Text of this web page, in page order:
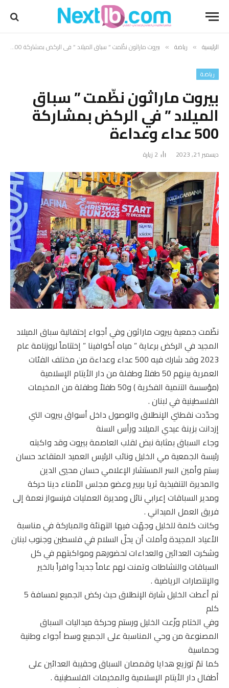
الرئيسية » رياضة » بيروت ماراثون نظّمت ” سباق الميلاد ” في الركض بمشاركة 500 عداء وعداءة
رياضة
بيروت ماراثون نظّمت ” سباق
الميلاد ” في الركض بمشاركة
500 عداء وعداءة
ديسمبر 21, 2023 2 زيارة
نظّمت جمعية بيروت ماراثون وفي أجواء إحتفالية سباق الميلاد
المجيد في الركض برعاية ” مياه أكوافينا ” إختتاماً لروزنامة عام
2023 وقد شارك فيه 500 عداء وعداءة من مختلف الفئات
العمرية بينهم 50 طفلاً وطفلة من دار الأيتام الإسلامية
(مؤسسة التنمية الفكرية ) و50 طفلاً وطفلة من المخيمات
الفلسطينية في لبنان .
وحدّدت نقطتي الإنطلاق والوصول داخل أسواق بيروت التي
إزدانت بزينة عيدي الميلاد ورأس السنة
وجاء السباق بمثابة نبض لقلب العاصمة بيروت وقد واكبته
رئيسة الجمعية مي الخليل ونائب الرئيس العميد المتقاعد حسان
رستم وأمين السر المستشار الإعلامي حسان محيي الدين
والمديرة التنفيذية ثريا بربير وعضو مجلس الأمناء دينا حركة
ومدير السباقات إعرابي نائل ومديرة العمليات فرنسواز نعمة إلى
فريق العمل الميداني .
وكانت كلمة للخليل وجهّت فيها التهنئة والمباركة في مناسبة
الأعياد المجيدة وأملت أن يحلّ السلام في فلسطين وجنوب لبنان
وشكرت العدائين والعداءات لحضورهم ومواكبتهم في كل
السباقات والنشاطات وتمنت لهم عاماً جديداً وافراً بالخير
والإنتصارات الرياضية .
ثم أعطت الخليل شارة الإنطلاق حيث ركض الجميع لمسافة 5
كلم
وفي الختام وزّعت الخليل ورستم وحركة ميداليات السباق
المصنوعة من وحي المناسبة على الجميع وسط أجواء وطنية
وحماسية
كما تمً توزيع هدايا وقمصان السباق وحقيبة العدائين على
أطفال دار الأيتام الإسلامية والمخيمات الفلسطينية .